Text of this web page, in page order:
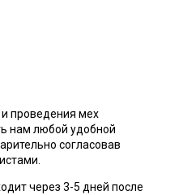
проведения мех
нам любой удобной
согласовав
через 3-5 дней после